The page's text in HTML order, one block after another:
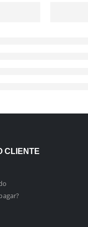
CLIENTE